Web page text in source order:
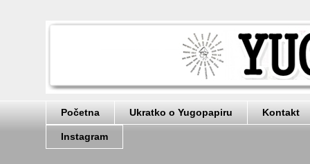
Početna Ukratko o Yugopapiru Kontakt
Instagram